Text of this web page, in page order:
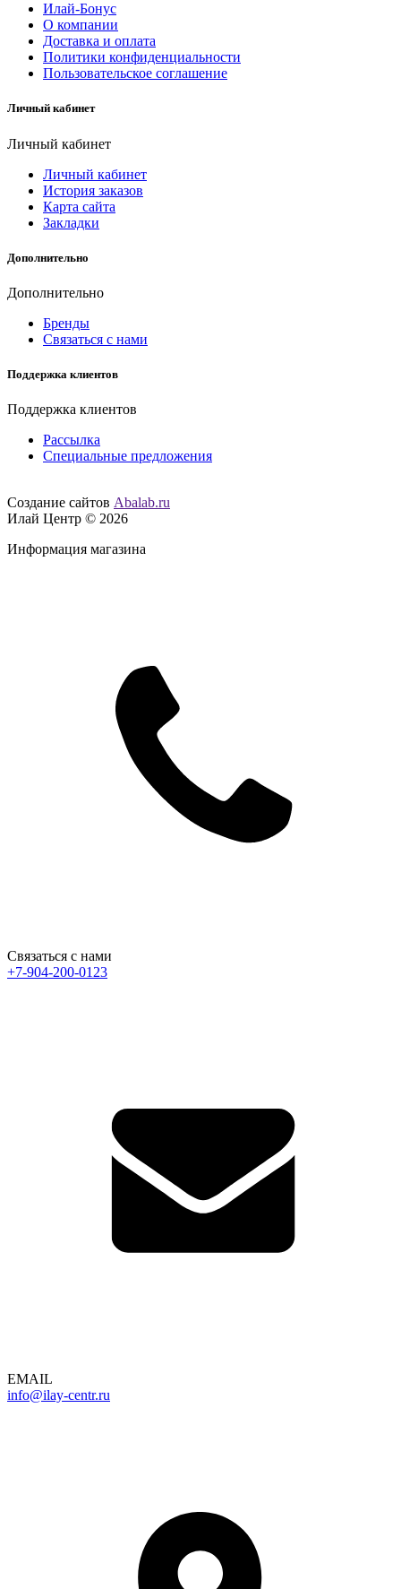
Илай-Бонус
О компании
Доставка и оплата
Политики конфиденциальности
Пользовательское соглашение
Личный кабинет
Личный кабинет
Личный кабинет
История заказов
Карта сайта
Закладки
Дополнительно
Дополнительно
Бренды
Связаться с нами
Поддержка клиентов
Поддержка клиентов
Рассылка
Специальные предложения
Создание сайтов Abalab.ru
Илай Центр © 2026
Информация магазина
Связаться с нами
+7-904-200-0123
EMAIL
info@ilay-centr.ru